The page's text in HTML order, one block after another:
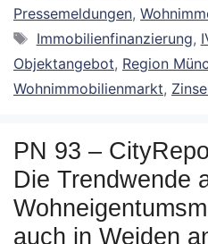
Pressemeldungen,
Schlagwörter
Immobilienfinanzierung,
Objektangebot, Region
Wohnimmobilienmarkt,
PN 93 –
Die Trendwende
auch in Weiden